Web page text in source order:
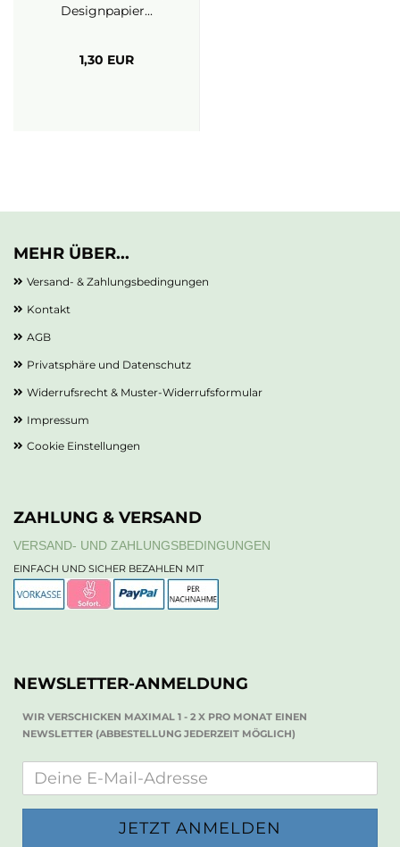
Designpapier...
1,30 EUR
MEHR ÜBER...
Versand- & Zahlungsbedingungen
Kontakt
AGB
Privatsphäre und Datenschutz
Widerrufsrecht & Muster-Widerrufsformular
Impressum
Cookie Einstellungen
ZAHLUNG & VERSAND
VERSAND- UND ZAHLUNGSBEDINGUNGEN
EINFACH UND SICHER BEZAHLEN MIT
NEWSLETTER-ANMELDUNG
WIR VERSCHICKEN MAXIMAL 1 - 2 X PRO MONAT EINEN
NEWSLETTER (ABBESTELLUNG JEDERZEIT MÖGLICH)